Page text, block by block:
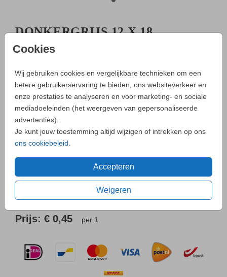
Cookies
Wij gebruiken cookies en vergelijkbare technieken om een
betere gebruikerservaring te bieden, ons websiteverkeer en
onze prestaties te analyseren en voor marketing- en sociale
mediadoeleinden (het weergeven van gepersonaliseerde
advertenties).
Je kunt jouw toestemming altijd wijzigen of intrekken op ons
ons cookiebeleid
Accepteren
Weigeren
DONKERGRIJS 12 X 18
Aantal
- Zo maak je altijd een unieke kaart
Neemcontactmet ons op als je een vraag hebt.
OMSCHRIJVING
donkergrijs 12 x 18
Prijs: € 0,45 per 1